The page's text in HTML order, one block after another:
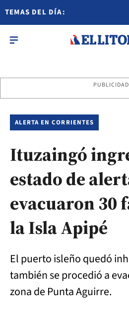
TEMAS DEL DÍA:
PUBLICIDAD
ALERTA EN CORRIENTES
Ituzaingó
estado de
evacuaron 30
la Isla Apipé
El puerto isleño quedó
también se procedió a
zona de Punta Aguirre.